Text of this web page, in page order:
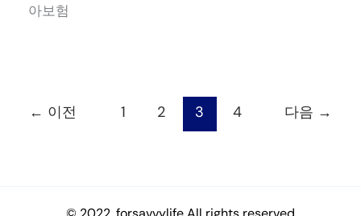
아보험
← 이전 1 2 3 4 다음 →